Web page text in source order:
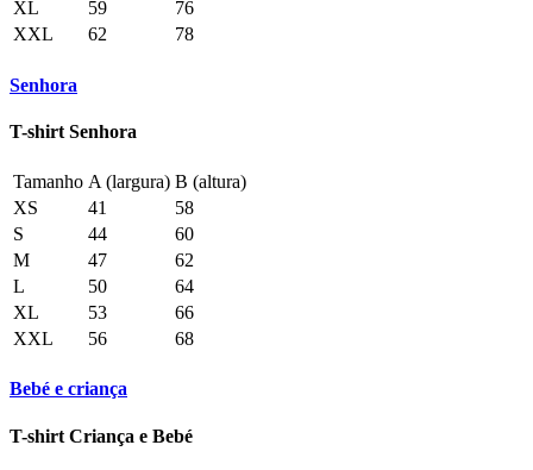
XL
59
76
XXL
62 78
Senhora
T-shirt Senhora
Tamanho A (largura) B (altura)
XS
41
58
S
44
60
M
47
62
L
50
64
XL
53
66
XXL
56 68
Bebé e criança
T-shirt Criança e Bebé